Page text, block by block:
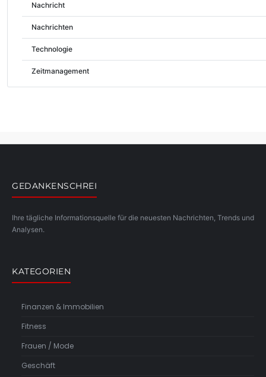
Nachricht
Nachrichten
Technologie
Zeitmanagement
GEDANKENSCHREI
Ihre tägliche Informationsquelle für die neuesten Nachrichten, Trends und
Analysen.
KATEGORIEN
Finanzen & Immobilien
Fitness
Frauen / Mode
Geschäft